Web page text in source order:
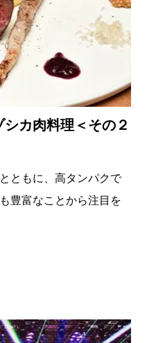
カ肉料理＜その２
ともに、高タンパクで
豊富なことから注目を